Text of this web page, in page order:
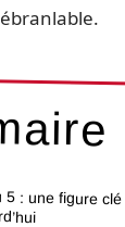
: une figure